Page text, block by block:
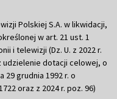
Polskiej S.A. w likwidacji,
w art. 21 ust. 1
i telewizji (Dz. U. z 2022 r.
udzielenie dotacji celowej, o
29 grudnia 1992 r. o
oraz z 2024 r. poz. 96)